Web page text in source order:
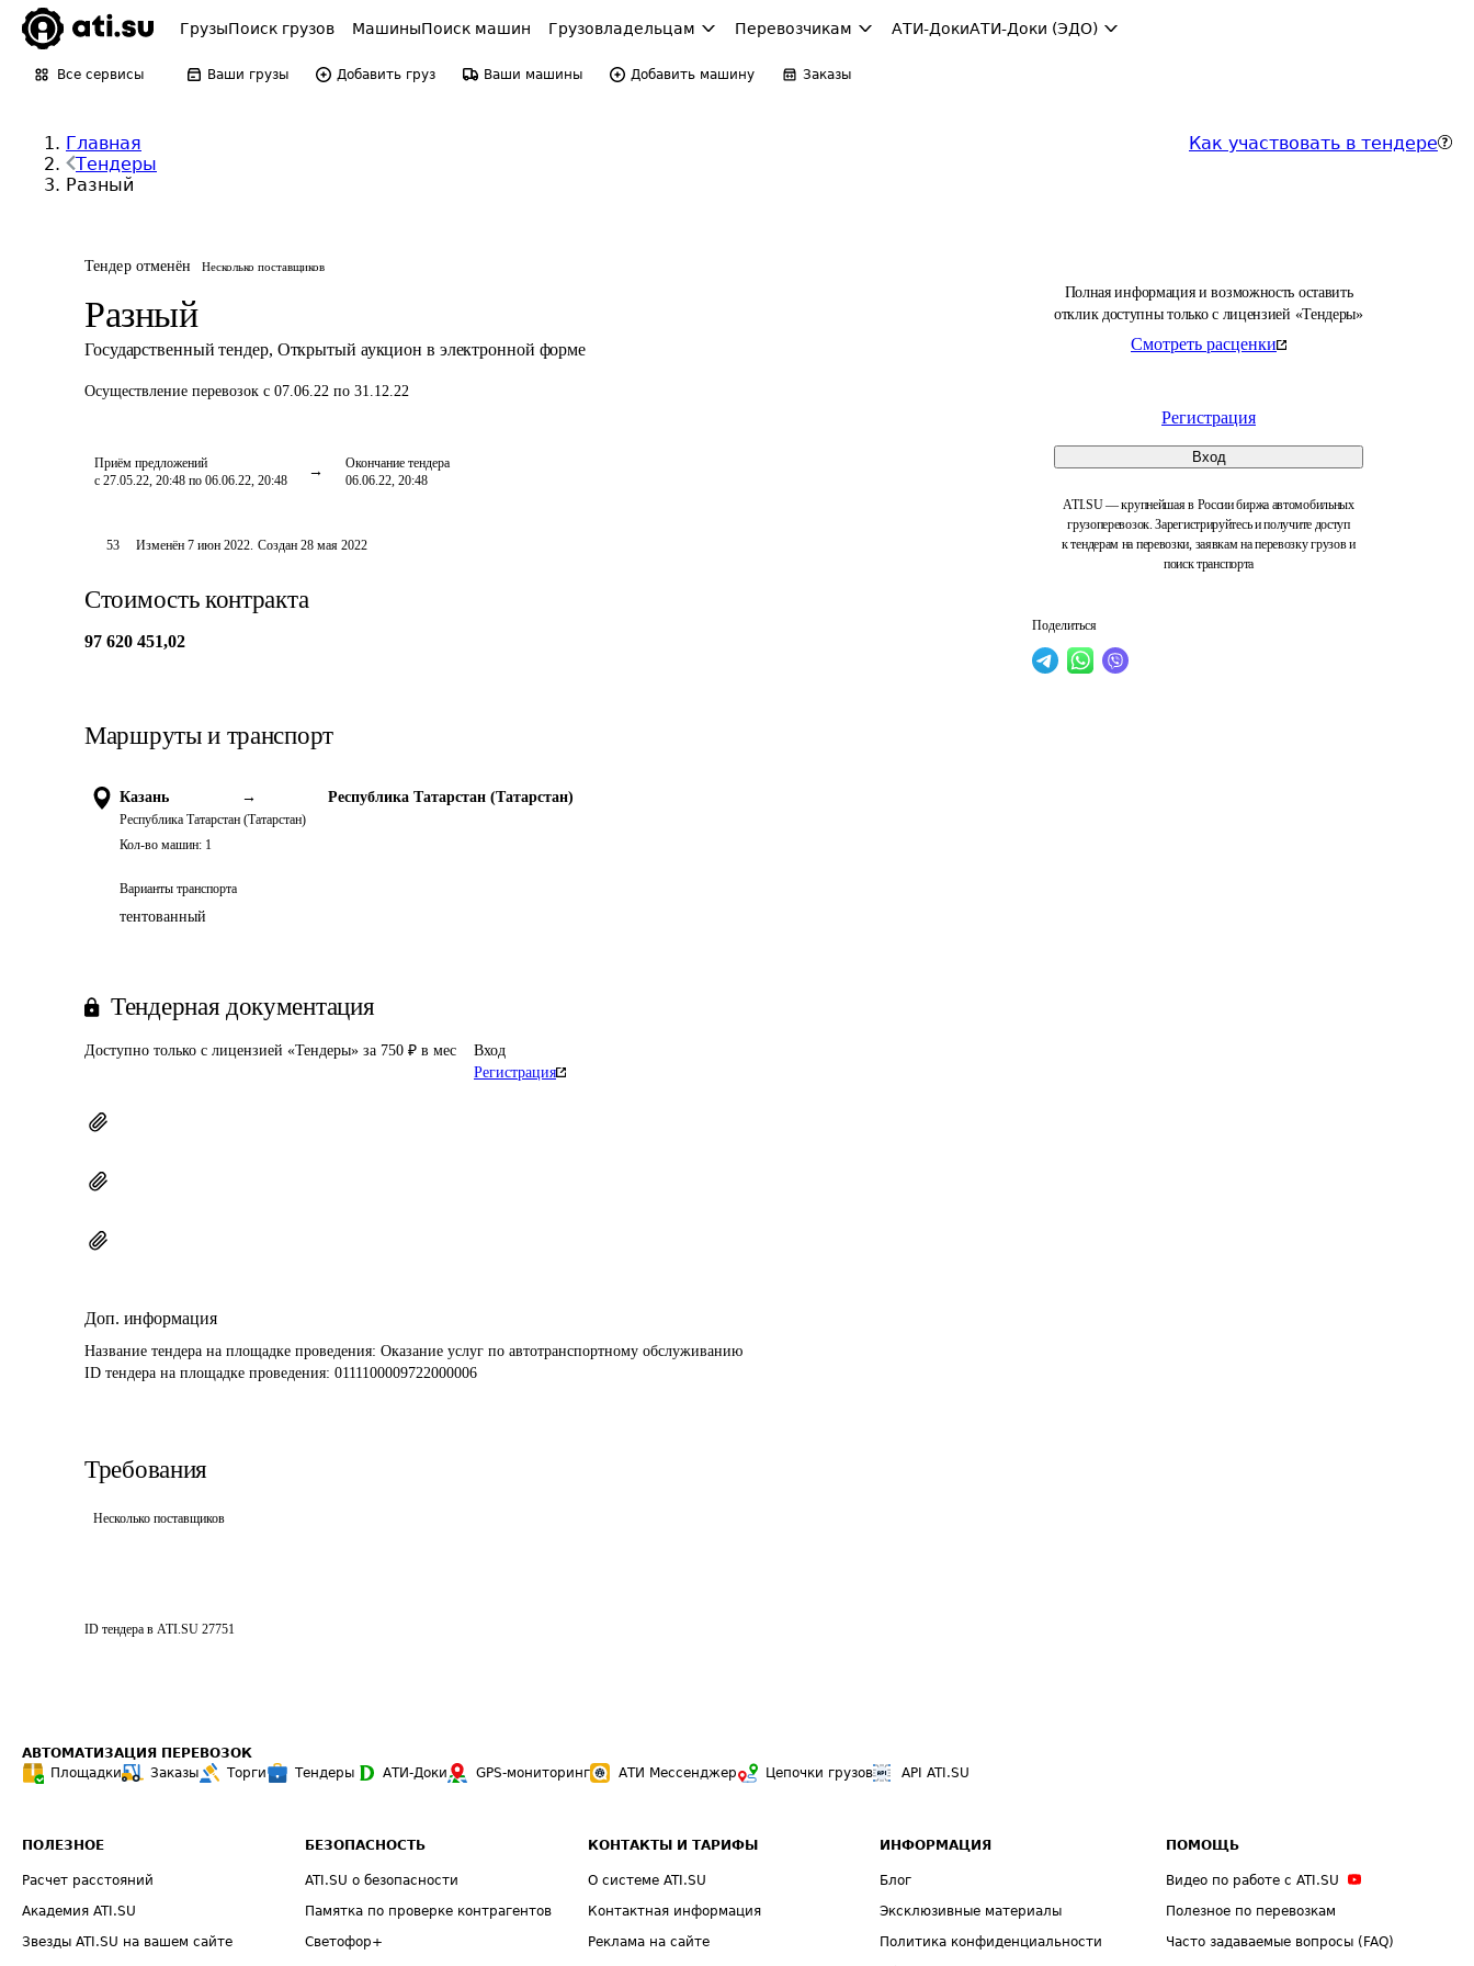
ГрузыПоиск грузов МашиныПоиск машин Грузовладельцам Перевозчикам АТИ-ДокиАТИ-Доки (ЭДО)
Все сервисы Ваши грузы Добавить груз Ваши машины Добавить машину Заказы
Главная
Тендеры
Разный
Как участвовать в тендере
Тендер отменён Несколько поставщиков
Разный
Государственный тендер, Открытый аукцион в электронной форме
Осуществление перевозок с 07.06.22 по 31.12.22
Приём предложений
с 27.05.22, 20:48 по 06.06.22, 20:48
Окончание тендера
06.06.22, 20:48
Полная информация и возможность оставить
отклик доступны только с лицензией «Тендеры»
Смотреть расценки
Регистрация
Вход
ATI.SU — крупнейшая в России биржа автомобильных
грузоперевозок. Зарегистрируйтесь и получите доступ
к тендерам на перевозки, заявкам на перевозку грузов и
поиск транспорта
Поделиться
53 Изменён7 июн 2022. Создан 28 мая 2022
Стоимость контракта
97 620 451,02
Маршруты и транспорт
Казань →
Республика Татарстан (Татарстан)
Республика Татарстан (Татарстан)
Кол-во машин: 1
Варианты транспорта
тентованный
Тендерная документация
Доступно только с лицензией «Тендеры» за 750 ₽ в мес
Вход
Регистрация
Доп. информация
Название тендера на площадке проведения: Оказание услуг по автотранспортному обслуживанию
ID тендера на площадке проведения: 0111100009722000006
Требования
Несколько поставщиков
ID тендера в ATI.SU 27751
АВТОМАТИЗАЦИЯ ПЕРЕВОЗОК
Площадки
Заказы Торги Тендеры АТИ-Доки GPS-мониторинг АТИ Мессенджер Цепочки грузов API ATI.SU
ПОЛЕЗНОЕ
Расчет расстояний
Академия ATI.SU
Звезды ATI.SU на вашем сайте
БЕЗОПАСНОСТЬ
ATI.SU о безопасности
Памятка по проверке контрагентов
Светофор+
КОНТАКТЫ И ТАРИФЫ
О системе ATI.SU
Контактная информация
Реклама на сайте
ИНФОРМАЦИЯ
Блог
Эксклюзивные материалы
Политика конфиденциальности
ПОМОЩЬ
Видео по работе с ATI.SU
Полезное по перевозкам
Часто задаваемые вопросы (FAQ)